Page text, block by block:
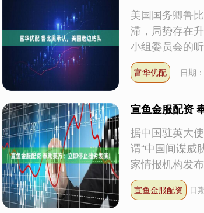
美国国务卿鲁
滞，局势存在
小组委员会的
富华优配 日期
宣鱼金服配资
据中国驻英大
谓“中国间谍威
家情报机构发
宣鱼金服配资 日